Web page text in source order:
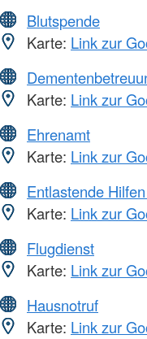
Blutspende
Karte: Link zur
Karte: Link zur
Ehrenamt
Karte: Link zur
Entlastende
Karte: Link zur
Flugdienst
Karte: Link zur
Hausnotruf
Karte: Link zur